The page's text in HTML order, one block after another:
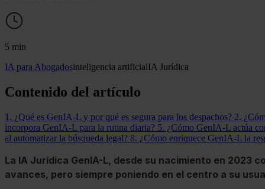
5 min
IA para Abogadosinteligencia artificialIA Jurídica
Contenido del artículo
1. ¿Qué es GenIA-L y por qué es segura para los despachos? 2.
incorpora GenIA-L para la rutina diaria? 5. ¿Cómo GenIA-L actúa
al automatizar la búsqueda legal? 8. ¿Cómo enriquece GenIA-L la
La IA Jurídica GenIA-L, desde su nacimiento en 2023
avances, pero siempre poniendo en el centro a su